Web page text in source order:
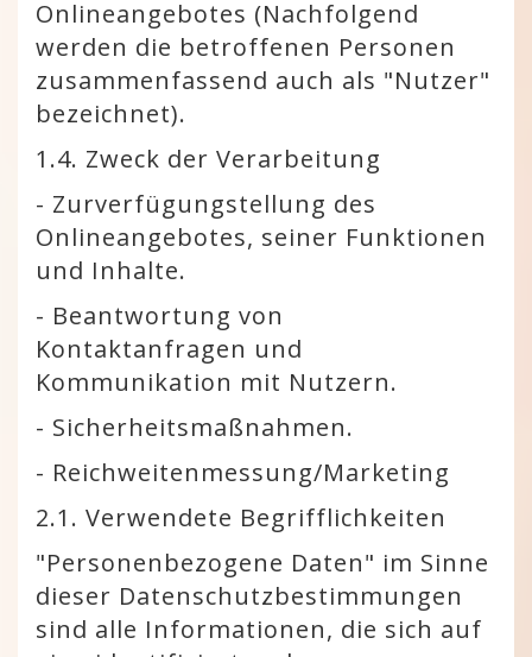
Onlineangebotes (Nachfolgend
werden die betroffenen Personen
zusammenfassend auch als "Nutzer"
bezeichnet).
1.4. Zweck der Verarbeitung
- Zurverfügungstellung des
Onlineangebotes, seiner Funktionen
und Inhalte.
- Beantwortung von
Kontaktanfragen und
Kommunikation mit Nutzern.
- Sicherheitsmaßnahmen.
- Reichweitenmessung/Marketing
2.1. Verwendete Begrifflichkeiten
"Personenbezogene Daten" im Sinne
dieser Datenschutzbestimmungen
sind alle Informationen, die sich auf